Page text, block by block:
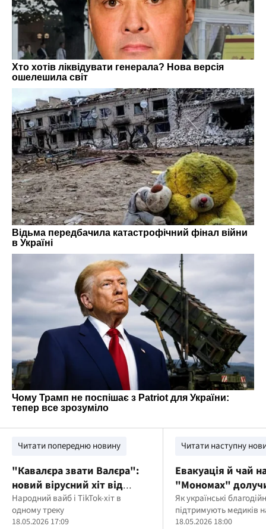
Читати попередню новину
"Кавалєра звати Валєра":
новий вірусний хіт від
PAUCHEK
Народний вайб і TikTok-хіт в
одному треку
18.05.2026 17:09
Читати наступну
Евакуація й чай
"Мономах"
гуманітарної
"Милосердя та
Як українські
підтримують медиків
18.05.2026 18:00